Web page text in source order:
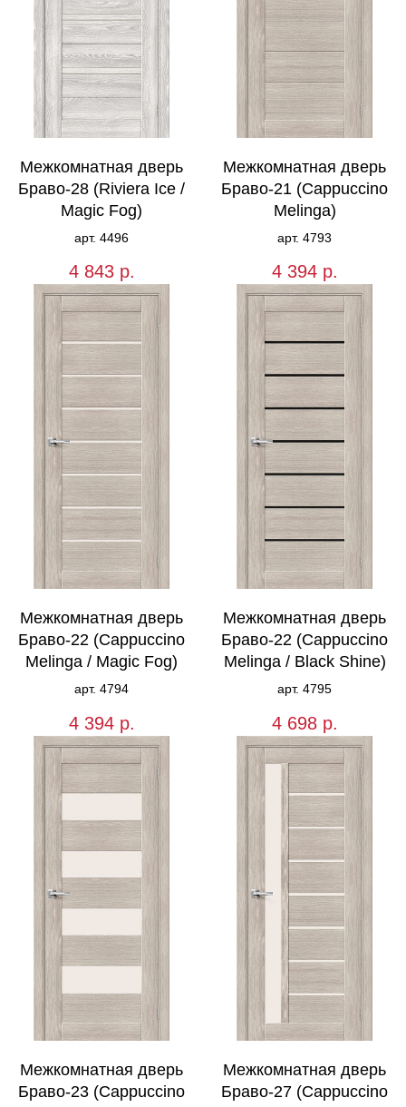
Межкомнатная дверь
Браво-28 (Riviera Ice /
Magic Fog)
арт. 4496
4 843 р.
Межкомнатная дверь
Браво-21 (Cappuccino
Melinga)
арт. 4793
4 394 р.
Межкомнатная дверь
Браво-22 (Cappuccino
Melinga / Magic Fog)
арт. 4794
4 394 р.
Межкомнатная дверь
Браво-22 (Cappuccino
Melinga / Black Shine)
арт. 4795
4 698 р.
Межкомнатная дверь
Браво-23 (Cappuccino
Межкомнатная дверь
Браво-27 (Cappuccino